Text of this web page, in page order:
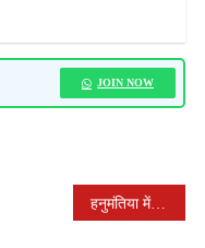
JOIN NOW
हनुमंतिया में जल मंदिर (प्याऊ) का उद्घाटन हुआ, जल संवर्धन पर बैठक सम्पन्न